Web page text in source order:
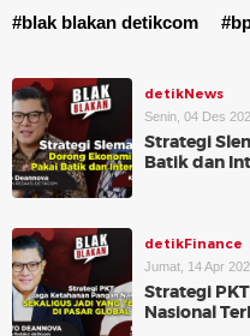
#blak blakan detikcom
detikNews
Senin, 04 Des
Strategi
Batik dan
detikFinance
Jumat, 14 Apr
Strategi
Nasional